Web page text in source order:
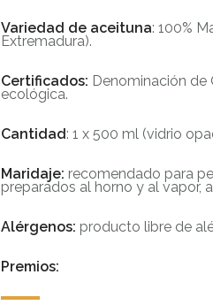
Variedad de aceituna: 100%
Extremadura).
Certificados: Denominación de
ecológica.
Cantidad: 1 x 500 ml (vidrio
Maridaje: recomendado para
preparados al horno y al vapor,
Alérgenos: producto libre de
Premios: